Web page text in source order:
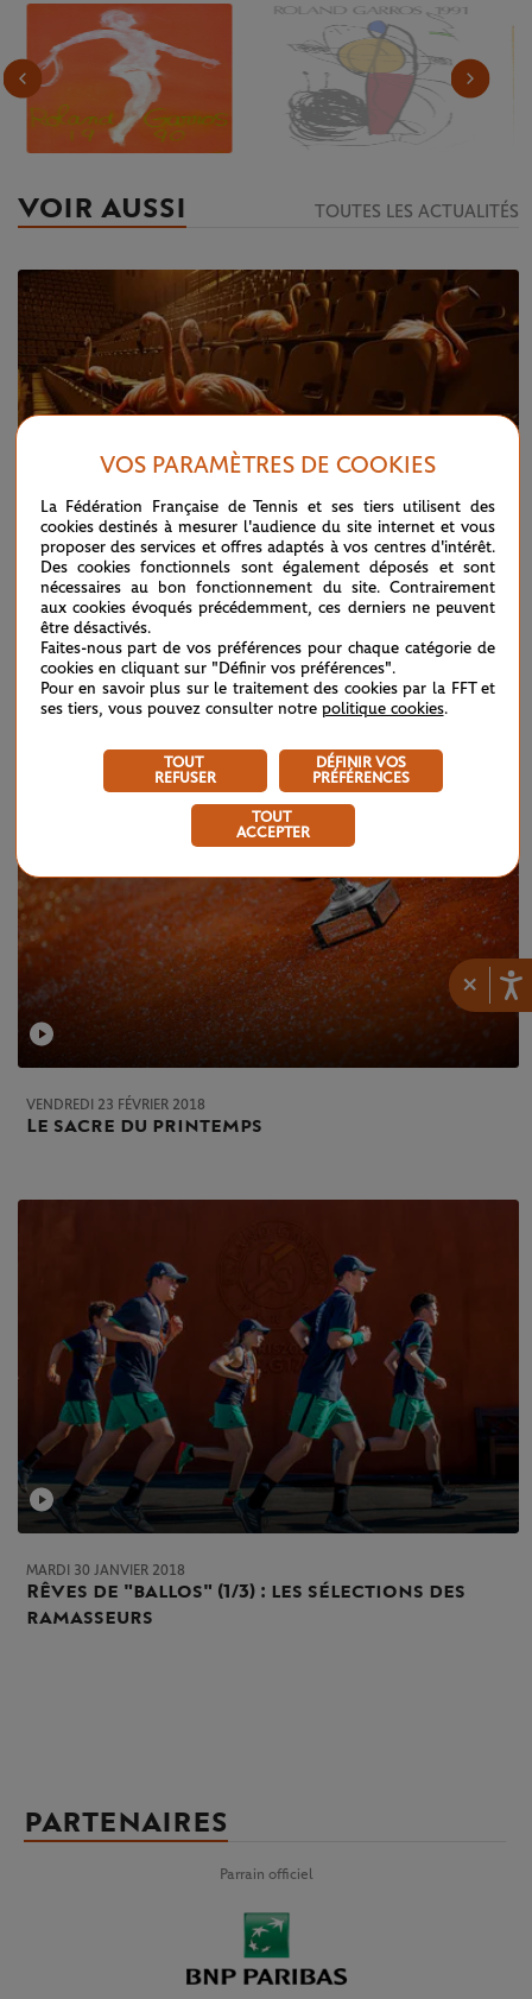
×
VOIR AUSSI TOUTES LES ACTUALITÉS
JEUDI 18 JANVIER 2018
Terre sauvage
VENDREDI 23 FÉVRIER 2018
Le sacre du printemps
MARDI 30 JANVIER 2018
Rêves de "ballos" (1/3) : les sélections des
ramasseurs
PARTENAIRES
Parrain officiel
VOS PARAMÈTRES DE COOKIES
La Fédération Française de Tennis et ses tiers utilisent des
cookies destinés à mesurer l'audience du site internet et vous
proposer des services et offres adaptés à vos centres d'intérêt.
Des cookies fonctionnels sont également déposés et sont
nécessaires au bon fonctionnement du site. Contrairement
aux cookies évoqués précédemment, ces derniers ne peuvent
être désactivés.
Faites-nous part de vos préférences pour chaque catégorie de
cookies en cliquant sur "Définir vos préférences".
Pour en savoir plus sur le traitement des cookies par la FFT et
ses tiers, vous pouvez consulter notre politique cookies.
TOUT
REFUSER
DÉFINIR VOS
PRÉFÉRENCES
TOUT
ACCEPTER